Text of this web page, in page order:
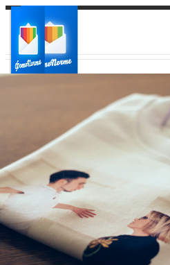
Ваш регион доставки
Выберите из списка: